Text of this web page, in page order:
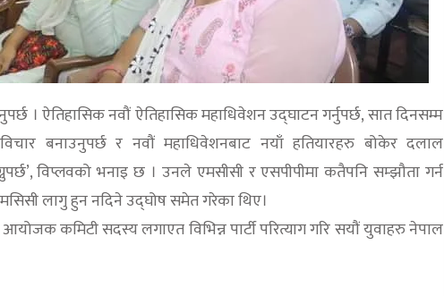
। ऐतिहासिक नवौं ऐतिहासिक महाधिवेशन उद्घाटन गर्नुपर्छ, सात दिनसम्म
बनाउनुपर्छ र नवौं महाधिवेशनबाट नयाँ हतियारहरु बोकेर दलाल
विप्लवको भनाइ छ । उनले एमसीसी र एसपीपीमा कतैपनि सम्झौता गर्न
लागु हुन नदिने उद्घोष समेत गरेका थिए।
कमिटी सदस्य लगाएत विभिन्न पार्टी परित्याग गरि सयौं युवाहरु नेपाल